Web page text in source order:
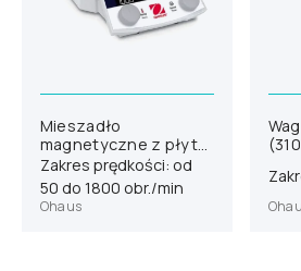
Mieszadło
magnetyczne z płytą
grzejną OHAUS e-
G52HSRDA
(30541640)
Zakres prędkości: od
50 do 1800 obr./min
Ohaus